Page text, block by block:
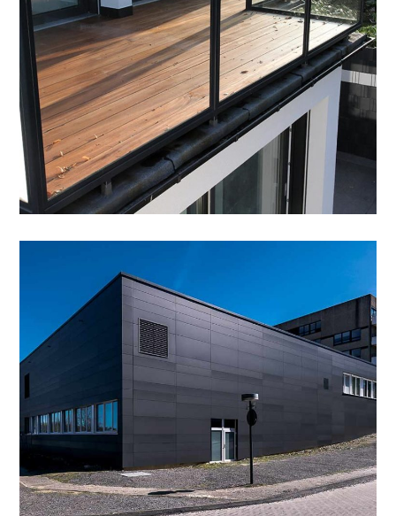
Verbundplatte, Anthrazit
FASSADE